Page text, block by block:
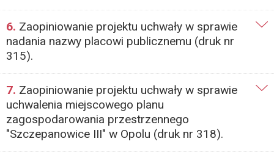
6. Zaopiniowanie projektu uchwały w sprawie
nadania nazwy placowi publicznemu (druk nr
315).
7. Zaopiniowanie projektu uchwały w sprawie
uchwalenia miejscowego planu
zagospodarowania przestrzennego
"Szczepanowice III" w Opolu (druk nr 318).